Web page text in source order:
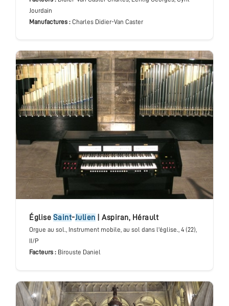
Jourdain
Manufactures : Charles Didier-Van Caster
église Saint-Julien Aspiran, Hérault
Orgue au sol., Instrument mobile, au sol dans l'église., 4 (22),
II/P
Facteurs : Birouste Daniel